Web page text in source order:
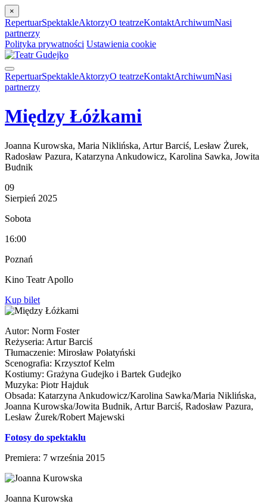
×
RepertuarSpektakleAktorzyO teatrzeKontaktArchiwumNasi
partnerzy
Polityka prywatności Ustawienia cookie
RepertuarSpektakleAktorzyO teatrzeKontaktArchiwumNasi
partnerzy
Między Łóżkami
Joanna Kurowska, Maria Niklińska, Artur Barciś, Lesław Żurek,
Radosław Pazura, Katarzyna Ankudowicz, Karolina Sawka, Jowita
Budnik
09
Sierpień 2025
Sobota
16:00
Poznań
Kino Teatr Apollo
Kup bilet
Autor: Norm Foster
Reżyseria: Artur Barciś
Tłumaczenie: Mirosław Połatyński
Scenografia: Krzysztof Kelm
Kostiumy: Grażyna Gudejko i Bartek Gudejko
Muzyka: Piotr Hajduk
Obsada: Katarzyna Ankudowicz/Karolina Sawka/Maria Niklińska,
Joanna Kurowska/Jowita Budnik, Artur Barciś, Radosław Pazura,
Lesław Żurek/Robert Majewski
Fotosy do spektaklu
Premiera: 7 września 2015
Joanna Kurowska